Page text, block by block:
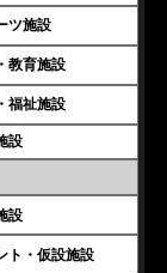
ツ施設
教育施設
福祉施設
設
設
ト・仮設施設